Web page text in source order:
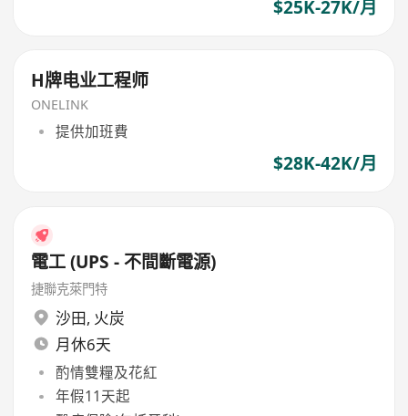
$25K-27K/月
H牌电业工程师
ONELINK
提供加班費
$28K-42K/月
電工 (UPS - 不間斷電源)
捷聯克萊門特
沙田, 火炭
月休6天
酌情雙糧及花紅
年假11天起